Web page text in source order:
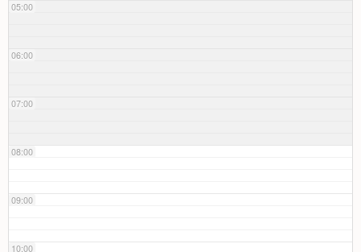
05:00
06:00
07:00
08:00
09:00
10:00